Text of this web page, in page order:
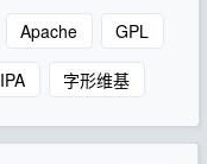
Apache GPL
IPA 字形维基